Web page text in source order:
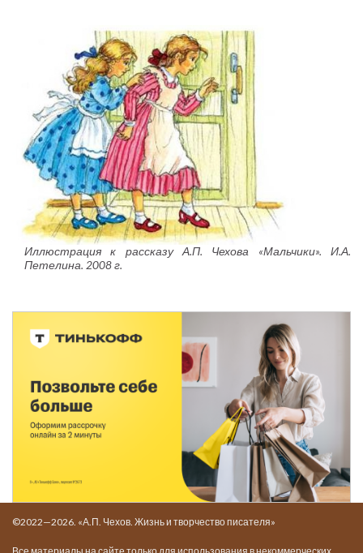
Иллюстрация к рассказу А.П. Чехова «Мальчики». И.А.
Петелина. 2008 г.
©2022—2026. «А.П. Чехов. Жизнь и творчество писателя»